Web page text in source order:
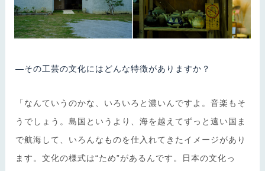
―その工芸の文化にはどんな特徴がありますか？
「なんていうのかな、いろいろと濃いんですよ。音楽もそ
うでしょう。島国というより、海を越えてずっと遠い国ま
で航海して、いろんなものを仕入れてきたイメージがあり
ます。文化の様式は“ため”があるんです。日本の文化っ